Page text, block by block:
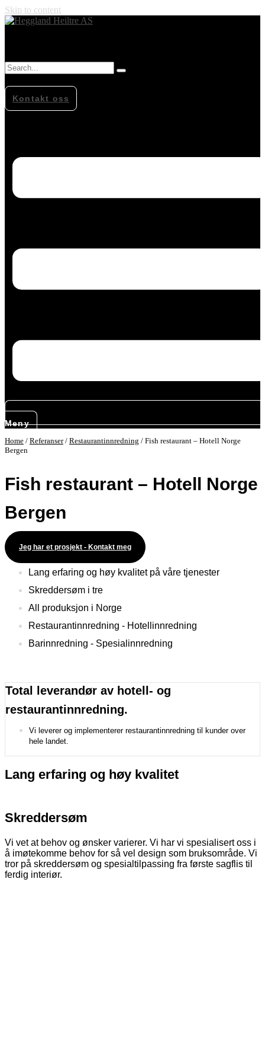
Skip to content
Kontakt oss
Meny
Home / Referanser/ Restaurantinnredning / Fish restaurant – Hotell Norge
Bergen
Fish restaurant – Hotell Norge
Bergen
Jeg har et prosjekt - Kontakt meg
Lang erfaring og høy kvalitet på våre tjenester
Skreddersøm i tre
All produksjon i Norge
Restaurantinnredning - Hotellinnredning
Barinnredning - Spesialinnredning
Total leverandør av hotell- og
restaurantinnredning.
Vi leverer og implementerer restaurantinnredning til kunder over
hele landet.
Lang erfaring og høy kvalitet
Skreddersøm
Vi vet at behov og ønsker varierer. Vi har vi spesialisert oss i
å imøtekomme behov for så vel design som bruksområde. Vi
tror på skreddersøm og spesialtilpassing fra første sagflis til
ferdig interiør.